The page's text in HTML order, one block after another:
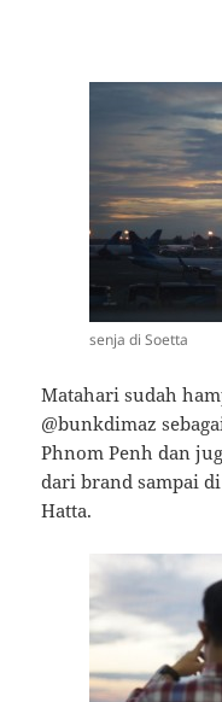
senja di Soetta
Matahari sudah
@bunkdimaz
Phnom Penh dan
dari brand sampai
Hatta.